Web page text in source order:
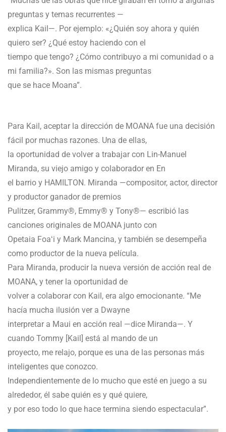
preguntas y temas recurrentes —
explica Kail—. Por ejemplo: «¿Quién soy ahora y quién
quiero ser? ¿Qué estoy haciendo con el
tiempo que tengo? ¿Cómo contribuyo a mi comunidad o a
mi familia?». Son las mismas preguntas
que se hace Moana”.
Para Kail, aceptar la dirección de MOANA fue una decisión
fácil por muchas razones. Una de ellas,
la oportunidad de volver a trabajar con Lin-Manuel
Miranda, su viejo amigo y colaborador en En
el barrio y HAMILTON. Miranda —compositor, actor, director
y productor ganador de premios
Pulitzer, Grammy®, Emmy® y Tony®— escribió las
canciones originales de MOANA junto con
Opetaia Foaʻi y Mark Mancina, y también se desempeña
como productor de la nueva película.
Para Miranda, producir la nueva versión de acción real de
MOANA, y tener la oportunidad de
volver a colaborar con Kail, era algo emocionante. “Me
hacía mucha ilusión ver a Dwayne
interpretar a Maui en acción real —dice Miranda—. Y
cuando Tommy [Kail] está al mando de un
proyecto, me relajo, porque es una de las personas más
inteligentes que conozco.
Independientemente de lo mucho que esté en juego a su
alrededor, él sabe quién es y qué quiere,
y por eso todo lo que hace termina siendo espectacular”.